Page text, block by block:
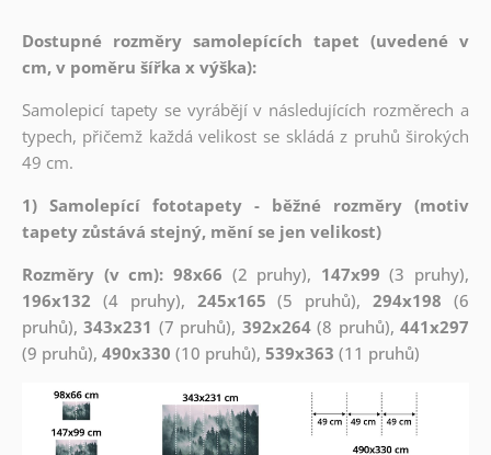
Dostupné rozměry samolepících tapet (uvedené v
cm, v poměru šířka x výška):
Samolepicí tapety se vyrábějí v následujících rozměrech a
typech, přičemž každá velikost se skládá z pruhů širokých
49 cm.
1) Samolepící fototapety - běžné rozměry (motiv
tapety zůstává stejný, mění se jen velikost)
Rozměry (v cm): 98x66 (2 pruhy), 147x99 (3 pruhy),
196x132 (4 pruhy), 245x165 (5 pruhů),294x198 (6
pruhů),343x231 (7 pruhů), 392x264(8 pruhů),441x297
(9 pruhů), 490x330 (10 pruhů), 539x363 (11 pruhů)